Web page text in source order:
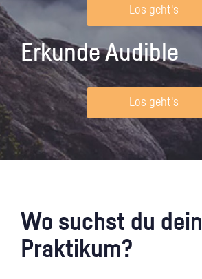
Los geht's
Erkunde Audible
Los geht's
Wo suchst du dein
Praktikum?